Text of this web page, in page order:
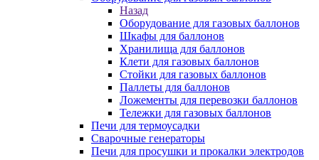
Назад
Оборудование для газовых баллонов
Шкафы для баллонов
Хранилища для баллонов
Клети для газовых баллонов
Стойки для газовых баллонов
Паллеты для баллонов
Ложементы для перевозки баллонов
Тележки для газовых баллонов
Печи для термоусадки
Сварочные генераторы
Печи для просушки и прокалки электродов